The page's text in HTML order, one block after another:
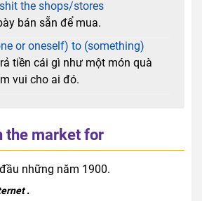
the shops/stores
bán sẵn để mua.
or oneself) to (something)
tiền cái gì như một món quà
vui cho ai đó.
the market for
những năm 1900.
.